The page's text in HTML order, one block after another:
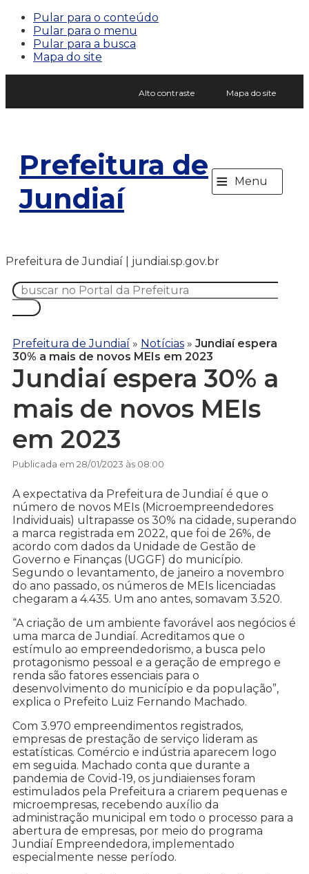
Pular para o conteúdo
Pular para o menu
Pular para a busca
Mapa do site
Alto contraste Mapa do site
Prefeitura de
Jundiaí
≡ Menu
Prefeitura de Jundiaí | jundiai.sp.gov.br
Prefeitura de Jundiaí » Notícias » Jundiaí espera
30% a mais de novos MEIs em 2023
Jundiaí espera 30% a
mais de novos MEIs
em 2023
Publicada em 28/01/2023 às 08:00
A expectativa da Prefeitura de Jundiaí é que o
número de novos MEIs (Microempreendedores
Individuais) ultrapasse os 30% na cidade, superando
a marca registrada em 2022, que foi de 26%, de
acordo com dados da Unidade de Gestão de
Governo e Finanças (UGGF) do município.
Segundo o levantamento, de janeiro a novembro
do ano passado, os números de MEIs licenciadas
chegaram a 4.435. Um ano antes, somavam 3.520.
“A criação de um ambiente favorável aos negócios é
uma marca de Jundiaí. Acreditamos que o
estímulo ao empreendedorismo, a busca pelo
protagonismo pessoal e a geração de emprego e
renda são fatores essenciais para o
desenvolvimento do município e da população”,
explica o Prefeito Luiz Fernando Machado.
Com 3.970 empreendimentos registrados,
empresas de prestação de serviço lideram as
estatísticas. Comércio e indústria aparecem logo
em seguida. Machado conta que durante a
pandemia de Covid-19, os jundiaienses foram
estimulados pela Prefeitura a criarem pequenas e
microempresas, recebendo auxílio da
administração municipal em todo o processo para a
abertura de empresas, por meio do programa
Jundiaí Empreendedora, implementado
especialmente nesse período.